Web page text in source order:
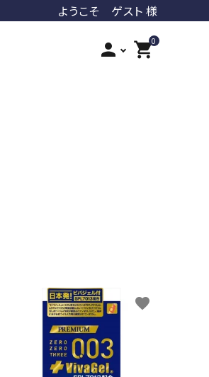
ようこそ ゲスト 様
person 0
shopping_cart
夜光
スウェット
favorite